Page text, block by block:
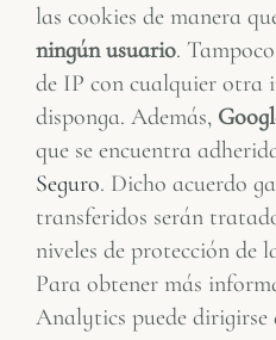
las cookies de manera
ningún usuario.
de IP con cualquier otra
disponga. Además,
que se encuentra
Seguro. Dicho acuerdo
transferidos serán
niveles de protección de
Para obtener más
Analytics puede dirigirse